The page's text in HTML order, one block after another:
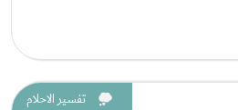
تفسير الاحلام